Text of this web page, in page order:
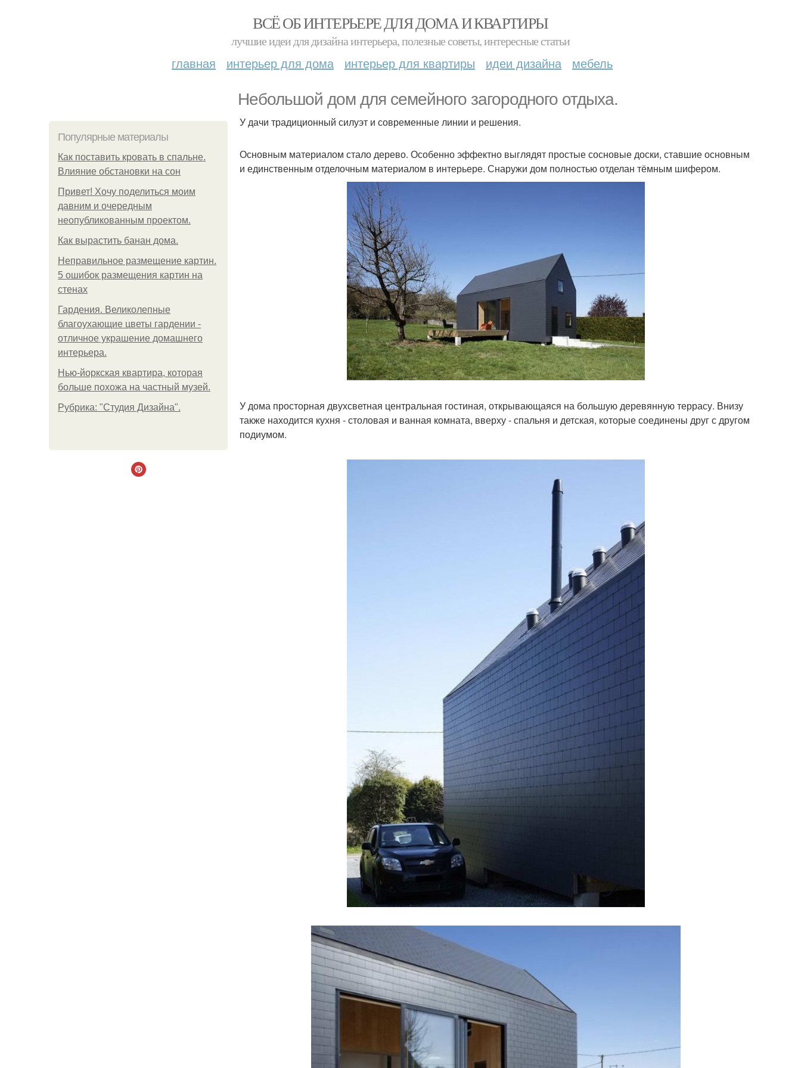
ВСЁ ОБ ИНТЕРЬЕРЕ ДЛЯ ДОМА И КВАРТИРЫ
лучшие идеи для дизайна интерьера, полезные советы, интересные статьи
главная интерьер для дома интерьер для квартиры идеи дизайна мебель
Небольшой дом для семейного загородного отдыха.
Популярные материалы
Как поставить кровать в спальне.
Влияние обстановки на сон
Привет! Хочу поделиться моим
давним и очередным
неопубликованным проектом.
Как вырастить банан дома.
Неправильное размещение картин.
5 ошибок размещения картин на
стенах
Гардения. Великолепные
благоухающие цветы гардении -
отличное украшение домашнего
интерьера.
Нью-йоркская квартира, которая
больше похожа на частный музей.
Рубрика: "Студия Дизайна".
У дачи традиционный силуэт и современные линии и решения.
Основным материалом стало дерево. Особенно эффектно выглядят простые сосновые доски, ставшие основным
и единственным отделочным материалом в интерьере. Снаружи дом полностью отделан тёмным шифером.
У дома просторная двухсветная центральная гостиная, открывающаяся на большую деревянную террасу. Внизу
также находится кухня - столовая и ванная комната, вверху - спальня и детская, которые соединены друг с другом
подиумом.